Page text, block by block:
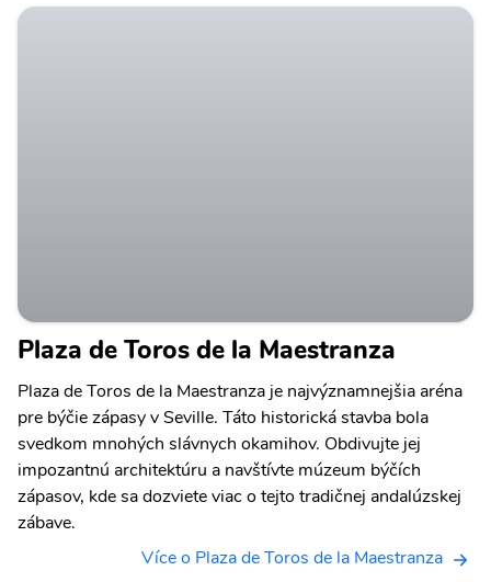
Plaza de Toros de la Maestranza
Plaza de Toros de la Maestranza je najvýznamnejšia aréna
pre býčie zápasy v Seville. Táto historická stavba bola
svedkom mnohých slávnych okamihov. Obdivujte jej
impozantnú architektúru a navštívte múzeum býčích
zápasov, kde sa dozviete viac o tejto tradičnej andalúzskej
zábave.
Více o Plaza de Toros de la Maestranza